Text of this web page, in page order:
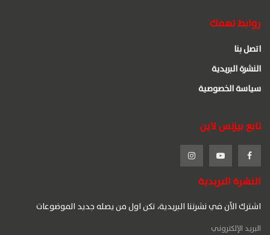
روابط تهمك
اتصل بنا
النشرة البريدية
سياسة الخصوصية
تابع بيزنس لاين
النشرة البريدية
اشترك الآن في نشرتنا البريدية، تكن اول من يصله جديد الموضوعات
البريد الإلكتروني